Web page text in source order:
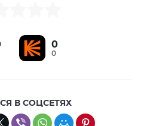
0
0
В СОЦСЕТЯХ